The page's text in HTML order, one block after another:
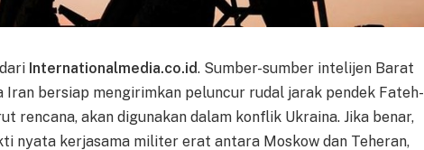
Internationalmedia.co.id. Sumber-sumber intelijen Barat
Iran bersiap mengirimkan peluncur rudal jarak pendek Fateh-
rencana, akan digunakan dalam konflik Ukraina. Jika benar,
nyata kerjasama militer erat antara Moskow dan Teheran,